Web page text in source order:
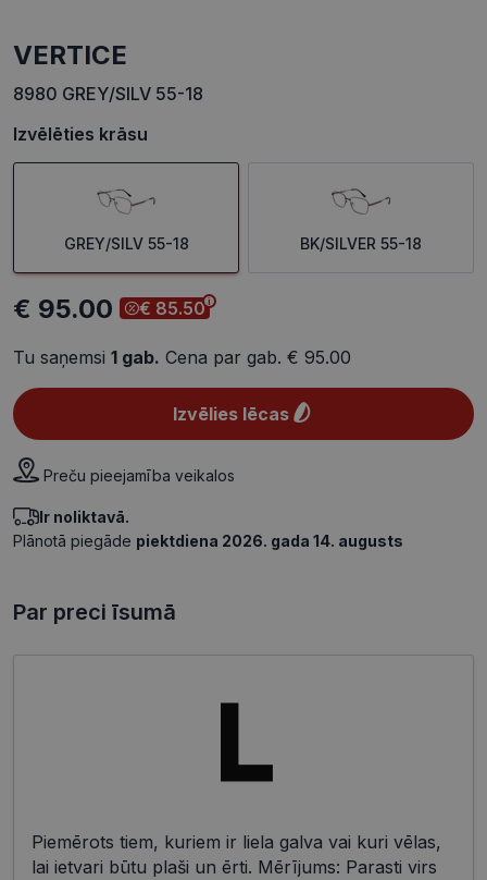
VERTICE
8980 GREY/SILV 55-18
Izvēlēties krāsu
GREY/SILV 55-18 BK/SILVER 55-18
€ 95.00 € 85.50
Tu saņemsi 1 gab. Cena par gab. € 95.00
Izvēlies lēcas
Preču pieejamība veikalos
Ir noliktavā.
Plānotā piegāde piektdiena 2026. gada 14. augusts
Par preci īsumā
Piemērots tiem, kuriem ir liela galva vai kuri vēlas,
lai ietvari būtu plaši un ērti. Mērījums: Parasti virs